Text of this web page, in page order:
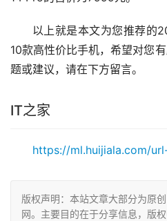
以上就是本文为您推荐的
10款高性价比手机，希望对您
题或建议，请在下方留言。
IT之家
https://ml.huijiala.com/
版权声明：本站文章大部分为原
网。主要目的在于分享信息，版